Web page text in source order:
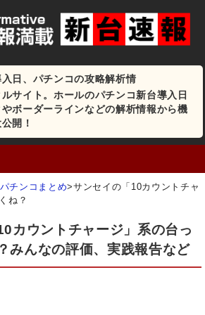
日、パチンコの攻略解析情
サイト。ホールのパチンコ新台導入日
ボーダーラインなどの解析情報から機
開！
パチンコまとめ>サンセイの「10カウントチャ
ね？
カウントチャージ」系の台っ
みんなの評価、実践報告など